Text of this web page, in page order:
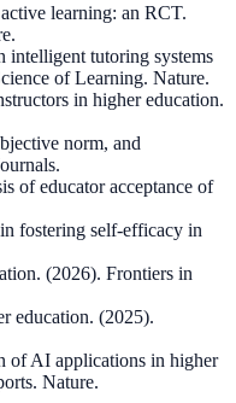
learning: an RCT.
intelligent tutoring systems
of Learning. Nature.
in higher education.
norm, and
of educator acceptance of
fostering self-efficacy in
(2026). Frontiers in
education. (2025).
of AI applications in higher
Nature.